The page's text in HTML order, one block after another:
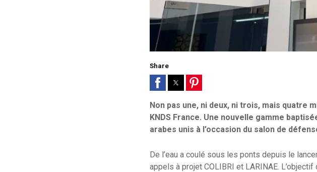
Share
Non pas une, ni deux, ni trois, mais quatre
KNDS France. Une nouvelle gamme
arabes unis à l’occasion du salon de
De l’eau a coulé sous les ponts depuis le
appels à projet COLIBRI et LARINAE.